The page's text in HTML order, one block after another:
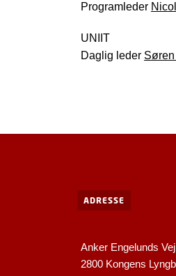
Programleder
UNIIT
Daglig leder
ADRESSE
Anker Engelunds
2800 Kongens